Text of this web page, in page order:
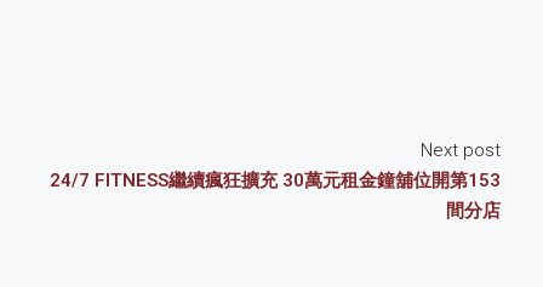
Next post
24/7 FITNESS繼續瘋狂擴充 30萬元租金鐘舖位開第153
間分店